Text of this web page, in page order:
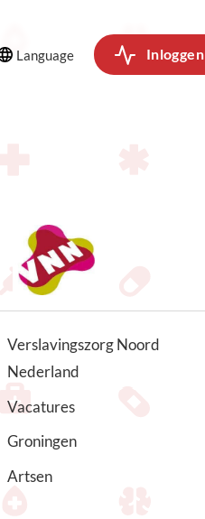
Inloggen
Language
Verslavingszorg Noord
Nederland
Vacatures
Groningen
Artsen